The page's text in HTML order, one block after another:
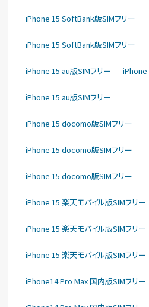
iPhone 15 SoftBank版SIMフリー
iPhone 15 SoftBank版SIMフリー
iPhone 15 au版SIMフリー iPhone
iPhone 15 au版SIMフリー
iPhone 15 docomo版SIMフリー
iPhone 15 docomo版SIMフリー
iPhone 15 docomo版SIMフリー
iPhone 15 楽天モバイル版SIMフリー
iPhone 15 楽天モバイル版SIMフリー
iPhone 15 楽天モバイル版SIMフリー
iPhone14 Pro Max 国内版SIMフリー